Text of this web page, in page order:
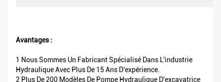
Avantages :
1 Nous Sommes Un Fabricant Spécialisé Dans L'industrie
Hydraulique Avec Plus De 15 Ans D'expérience.
2 Plus De 200 Modèles De Pompe Hydraulique D'excavatrice